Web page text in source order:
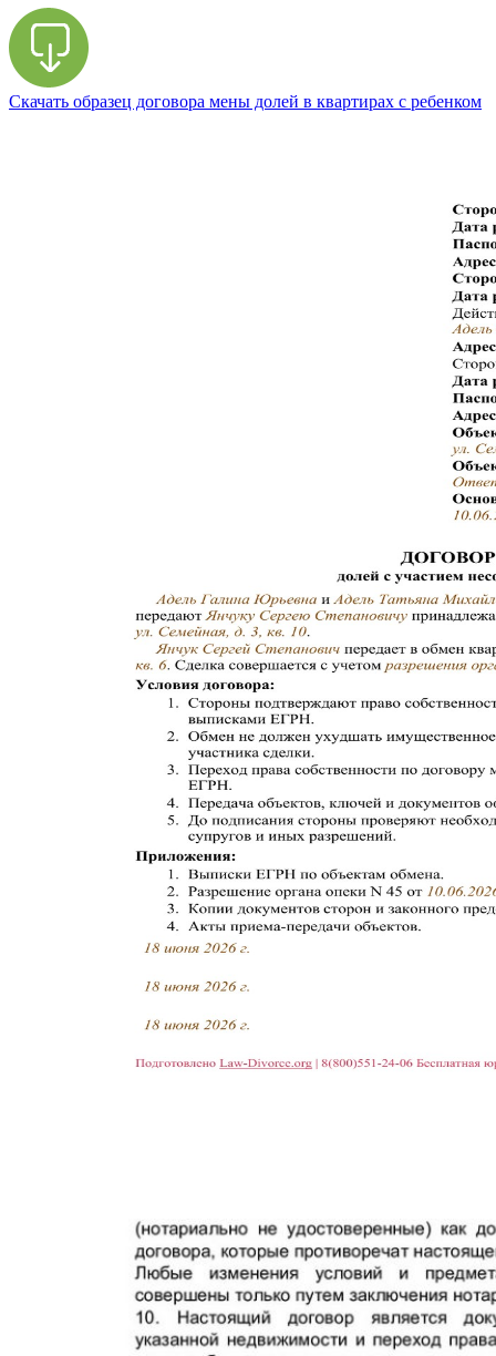
Скачать образец договора мены долей в квартирах с ребенком